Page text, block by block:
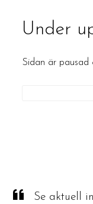
Under
Sidan är
Se aktuell